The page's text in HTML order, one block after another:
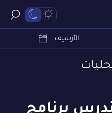
الأرشيف
برنامج